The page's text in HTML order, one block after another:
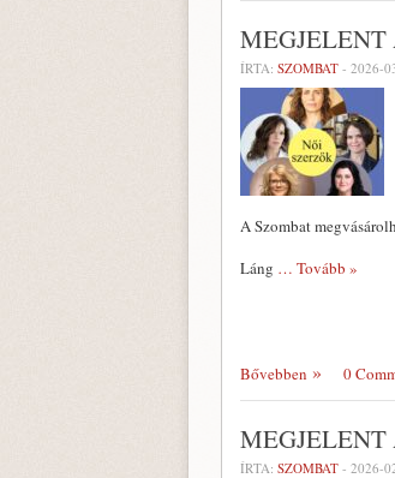
ÍRTA: SZOMBAT - 2026-
A Szombat
Láng … Tovább »
Bővebben 0
ÍRTA: SZOMBAT - 2026-